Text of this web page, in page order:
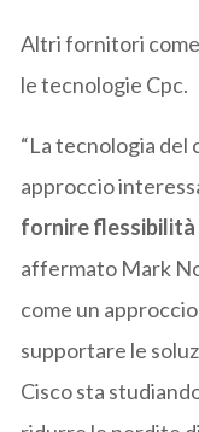
Altri fornitori
le tecnologie Cpc.
“La tecnologia del
approccio
fornire flessibilità
affermato Mark
come un
supportare le
Cisco sta